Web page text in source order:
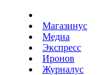
Магазинус
Медиа
Экспресс
Иронов
Журналус